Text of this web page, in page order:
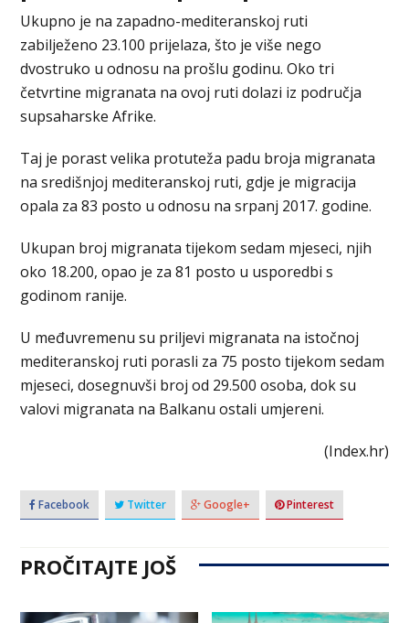
Ukupno je na zapadno-mediteranskoj ruti
zabilježeno 23.100 prijelaza, što je više nego
dvostruko u odnosu na prošlu godinu. Oko tri
četvrtine migranata na ovoj ruti dolazi iz područja
supsaharske Afrike.
Taj je porast velika protuteža padu broja migranata
na središnjoj mediteranskoj ruti, gdje je migracija
opala za 83 posto u odnosu na srpanj 2017. godine.
Ukupan broj migranata tijekom sedam mjeseci, njih
oko 18.200, opao je za 81 posto u usporedbi s
godinom ranije.
U međuvremenu su priljevi migranata na istočnoj
mediteranskoj ruti porasli za 75 posto tijekom sedam
mjeseci, dosegnuvši broj od 29.500 osoba, dok su
valovi migranata na Balkanu ostali umjereni.
(Index.hr)
Facebook Twitter Google+ Pinterest
PROČITAJTE JOŠ